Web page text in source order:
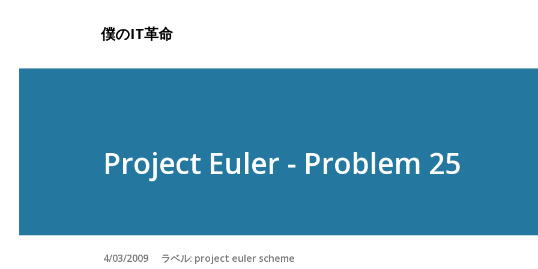
僕のIT革命
Project Euler - Problem 25
4/03/2009 ラベル: project euler scheme